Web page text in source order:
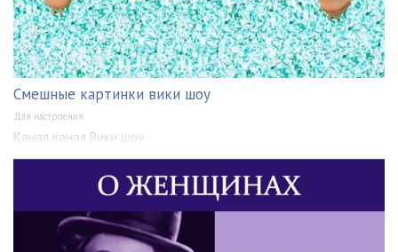
Смешные картинки вики шоу
Для настроения
Канал канал Вики шоу